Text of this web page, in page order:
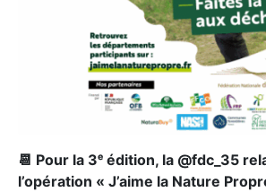
📆 Pour la 3ᵉ édition, la @fdc_35
l’opération « J’aime la Nature